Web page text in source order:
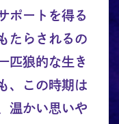
ポートを得る
たらされるの
匹狼的な生き
、この時期は
温かい思いや